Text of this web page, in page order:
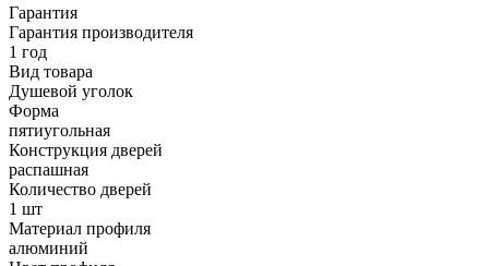
Гарантия
Гарантия производителя
1 год
Вид товара
Душевой уголок
Форма
пятиугольная
Конструкция дверей
распашная
Количество дверей
1 шт
Материал профиля
алюминий